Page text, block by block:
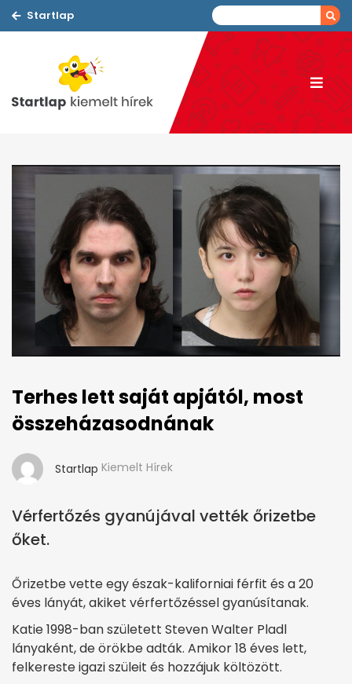
Startlap
Terhes lett saját apjától, most
összeházasodnának
Startlap Kiemelt Hírek
Vérfertőzés gyanújával vették őrizetbe
őket.
Őrizetbe vette egy észak-kaliforniai férfit és a 20
éves lányát, akiket vérfertőzéssel gyanúsítanak.
Katie 1998-ban született Steven Walter Pladl
lányaként, de örökbe adták. Amikor 18 éves lett,
felkereste igazi szüleit és hozzájuk költözött.